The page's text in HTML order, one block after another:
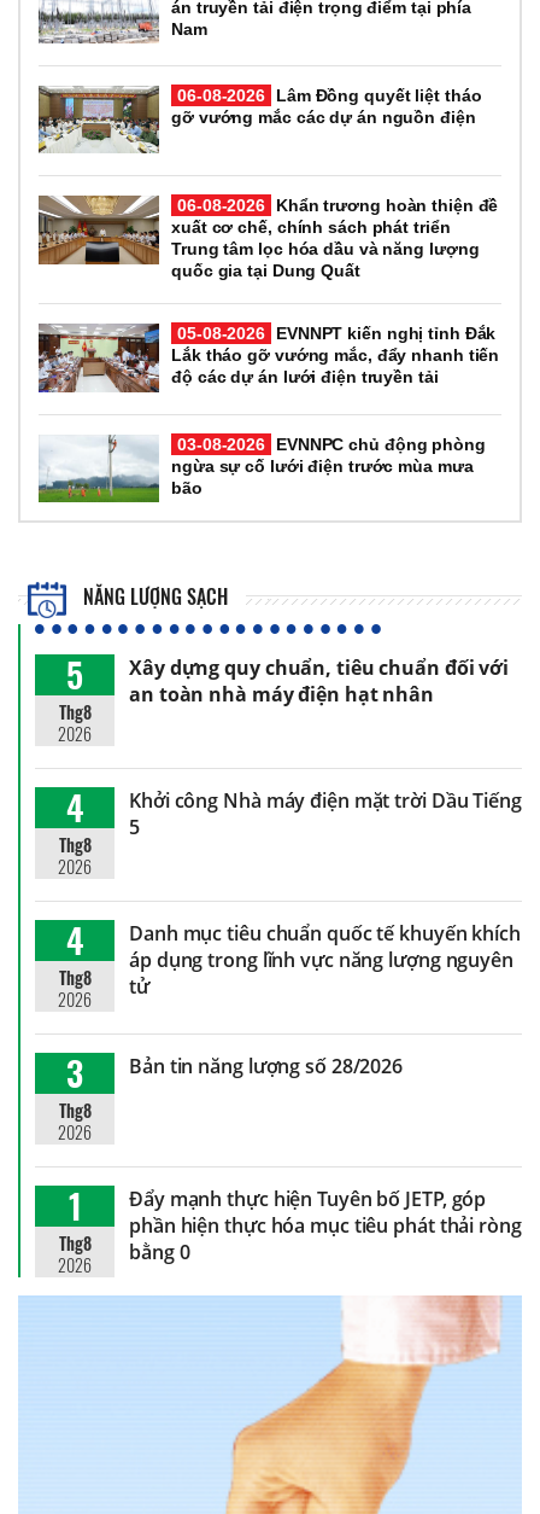
án truyền tải điện trọng điểm tại phía
Nam
06-08-2026
Lâm Đồng quyết liệt tháo
gỡ vướng mắc các dự án nguồn điện
06-08-2026
Khẩn trương hoàn thiện đề
xuất cơ chế, chính sách phát triển
Trung tâm lọc hóa dầu và năng lượng
quốc gia tại Dung Quất
05-08-2026
EVNNPT kiến nghị tỉnh Đắk
Lắk tháo gỡ vướng mắc, đẩy nhanh tiến
độ các dự án lưới điện truyền tải
03-08-2026
EVNNPC chủ động phòng
ngừa sự cố lưới điện trước mùa mưa
bão
NĂNG LƯỢNG SẠCH
5
Thg8
2026
Xây dựng quy chuẩn, tiêu chuẩn đối với
an toàn nhà máy điện hạt nhân
4
Thg8
2026
Khởi công Nhà máy điện mặt trời Dầu Tiếng
5
4
Thg8
2026
Danh mục tiêu chuẩn quốc tế khuyến khích
áp dụng trong lĩnh vực năng lượng nguyên
tử
3
Thg8
2026
Bản tin năng lượng số 28/2026
1
Thg8
2026
Đẩy mạnh thực hiện Tuyên bố JETP, góp
phần hiện thực hóa mục tiêu phát thải ròng
bằng 0